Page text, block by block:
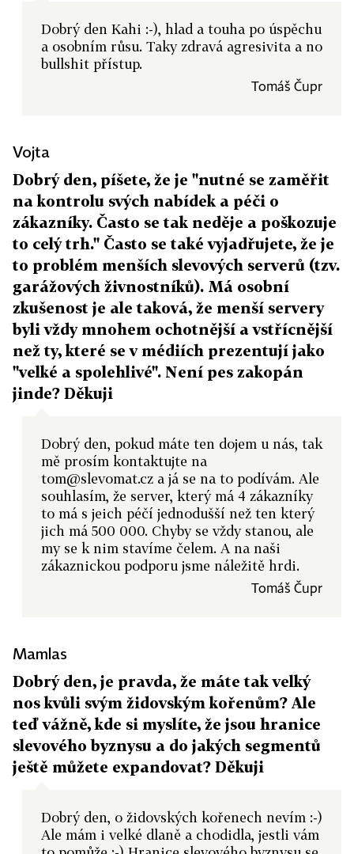
Dobrý den Kahi :-), hlad a touha po úspěchu
a osobním růsu. Taky zdravá agresivita a no
bullshit přístup.
Tomáš Čupr
Vojta
Dobrý den, píšete, že je "nutné se zaměřit
na kontrolu svých nabídek a péči o
zákazníky. Často se tak neděje a poškozuje
to celý trh." Často se také vyjadřujete, že je
to problém menších slevových serverů (tzv.
garážových živnostníků). Má osobní
zkušenost je ale taková, že menší servery
byli vždy mnohem ochotnější a vstřícnější
než ty, které se v médiích prezentují jako
"velké a spolehlivé". Není pes zakopán
jinde? Děkuji
Dobrý den, pokud máte ten dojem u nás, tak
mě prosím kontaktujte na
tom@slevomat.cz a já se na to podívám. Ale
souhlasím, že server, který má 4 zákazníky
to má s jeich péčí jednodušší než ten který
jich má 500 000. Chyby se vždy stanou, ale
my se k nim stavíme čelem. A na naši
zákaznickou podporu jsme náležitě hrdi.
Tomáš Čupr
Mamlas
Dobrý den, je pravda, že máte tak velký
nos kvůli svým židovským kořenům? Ale
teď vážně, kde si myslíte, že jsou hranice
slevového byznysu a do jakých segmentů
ještě můžete expandovat? Děkuji
Dobrý den, o židovských kořenech nevím :-)
Ale mám i velké dlaně a chodidla, jestli vám